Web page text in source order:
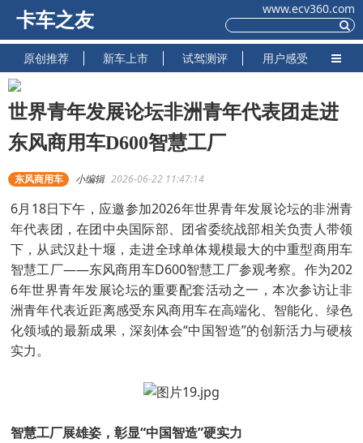
卡车之友
www.ecv360.com
原创推荐 新车上市 试驾测评 用户感受
世界青年发展论坛非洲青年代表团走进
东风商用车D600智慧工厂
东风商用车 小编辑 2026-06-22 11:47:14
6月18日下午，应邀参加2026年世界青年发展论坛的非洲青
年代表团，在团中央国际部、团省委统战部相关负责人带领
下，从武汉赴十堰，走进全球单体规模最大的中重型商用车
智慧工厂——东风商用车D600智慧工厂参观考察。作为202
6年世界青年发展论坛的重要配套活动之一，本次参访让非
洲青年代表近距离感受东风商用车在高端化、智能化、绿色
化领域的最新成果，深刻体会“中国智造”的创新活力与硬核
实力。
智慧工厂展雄姿，彰显“中国智造”硬实力